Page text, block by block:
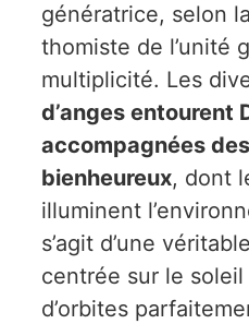
génératrice, selon
thomiste de l’unité
multiplicité. Les
d’anges entourent
accompagnées
bienheureux, dont
illuminent
s’agit d’une
centrée sur le
d’orbites